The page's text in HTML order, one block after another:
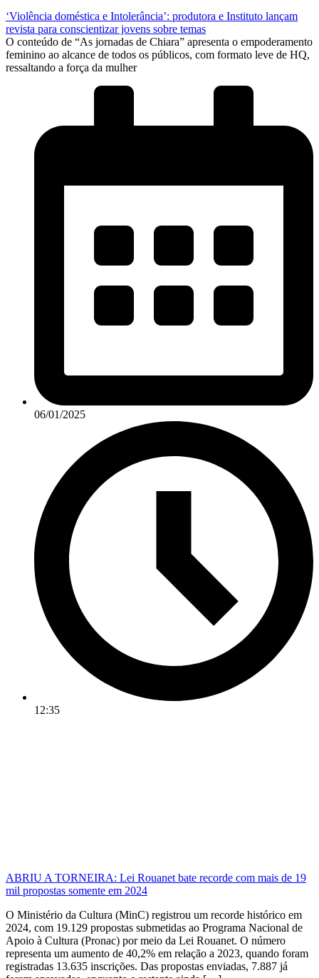
‘Violência doméstica e Intolerância’: produtora e Instituto lançam
revista para conscientizar jovens sobre temas
O conteúdo de “As jornadas de Chiara” apresenta o empoderamento
feminino ao alcance de todos os públicos, com formato leve de HQ,
ressaltando a força da mulher
06/01/2025
12:35
ABRIU A TORNEIRA: Lei Rouanet bate recorde com mais de 19
mil propostas somente em 2024
O Ministério da Cultura (MinC) registrou um recorde histórico em
2024, com 19.129 propostas submetidas ao Programa Nacional de
Apoio à Cultura (Pronac) por meio da Lei Rouanet. O número
representa um aumento de 40,2% em relação a 2023, quando foram
registradas 13.635 inscrições. Das propostas enviadas, 7.887 já